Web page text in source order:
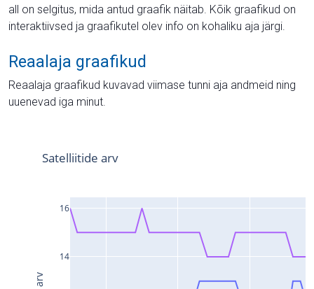
all on selgitus, mida antud graafik näitab. Kõik graafikud on
interaktiivsed ja graafikutel olev info on kohaliku aja järgi.
Reaalaja graafikud
Reaalaja graafikud kuvavad viimase tunni aja andmeid ning
uuenevad iga minut.